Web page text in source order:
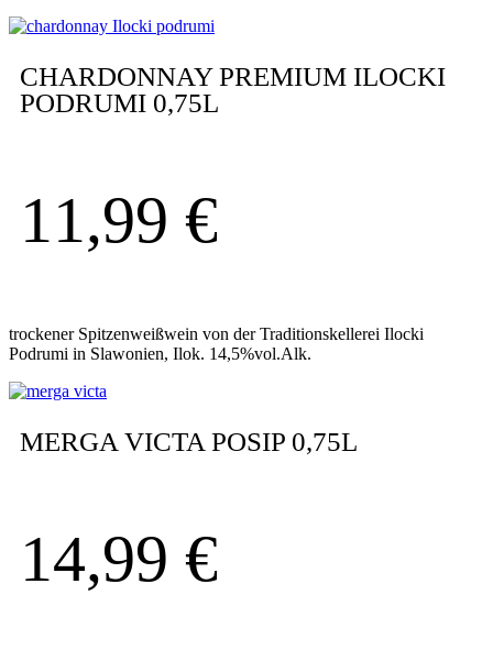
CHARDONNAY PREMIUM ILOCKI
PODRUMI 0,75L
11,99 €
trockener Spitzenweißwein von der Traditionskellerei Ilocki
Podrumi in Slawonien, Ilok. 14,5%vol.Alk.
MERGA VICTA POSIP 0,75L
14,99 €